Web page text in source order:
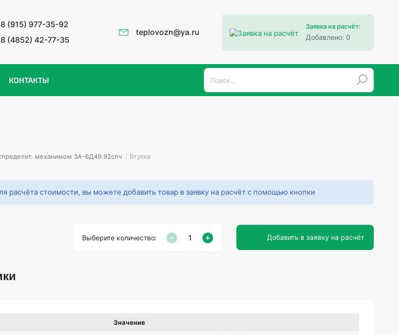
8 (915) 977-35-92
8 (4852) 42-77-35
teplovozn@ya.ru
Заявка на расчёт:
Добавлено: 0
КОНТАКТЫ
механимом 3А-6Д49.92спч / Втулка
расчёта стоимости, вы можете добавить товар в заявку на расчёт с помощью кнопки
Выберите количество: Добавить в заявку на расчёт
Значение